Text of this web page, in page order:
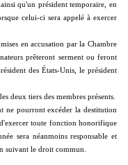
qu'un président temporaire, en
celui-ci sera appelé à exercer
en accusation par la Chambre
prêteront serment ou feront
des États-Unis, le président
deux tiers des membres présents.
ne pourront excéder la destitution
toute fonction honorifique
sera néanmoins responsable et
suivant le droit commun.